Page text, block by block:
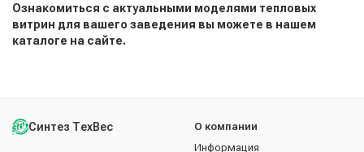
Ознакомиться с актуальными моделями тепловых
витрин для вашего заведения вы можете в нашем
каталоге на сайте.
Синтез ТехВес
О компании
Информация